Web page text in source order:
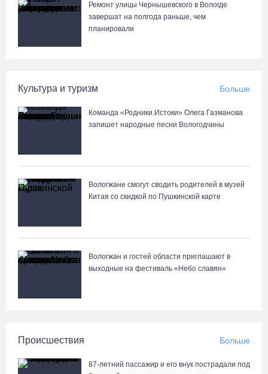
Неизвестный мужчина погиб в подожженном в Вологодской
На Вологодчине подвели итоги XII областной Спартакиады
ветеранов и пенсионеров
07.08.26 / 08:49
Ремонт улицы Чернышевского в Вологде
завершат на полгода раньше, чем
планировали
Культура и туризм Больше
Команда «Родники.Истоки» Олега Газманова
запишет народные песни Вологодчины
Вологжане смогут сводить родителей в музей
Китая со скидкой по Пушкинской карте
Вологжан и гостей области приглашают в
выходные на фестиваль «Небо славян»
Происшествия Больше
87-летний пассажир и его внук пострадали под